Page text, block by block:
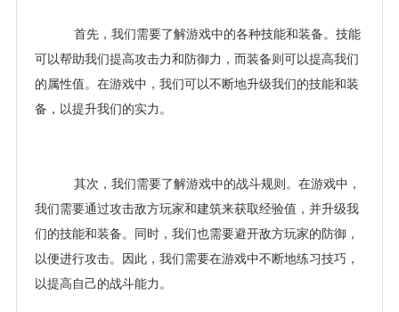
首先，我们需要了解游戏中的各种技能和装备。技能
可以帮助我们提高攻击力和防御力，而装备则可以提高我们
的属性值。在游戏中，我们可以不断地升级我们的技能和装
备，以提升我们的实力。
其次，我们需要了解游戏中的战斗规则。在游戏中，
我们需要通过攻击敌方玩家和建筑来获取经验值，并升级我
们的技能和装备。同时，我们也需要避开敌方玩家的防御，
以便进行攻击。因此，我们需要在游戏中不断地练习技巧，
以提高自己的战斗能力。